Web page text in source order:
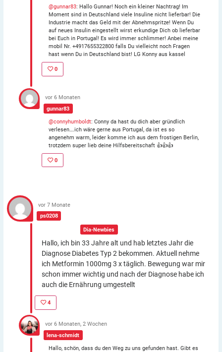
@gunnar83: Hallo Gunnar! Noch ein kleiner Nachtrag! Im
Moment sind in Deutschland viele Insuline nicht lieferbar! Die
Industrie macht das Geld mit der Abnehmspritze! Wenn Du
auf neues Insulin eingestellt wirst erkundige Dich ob lieferbar
bei Euch in Portugal! Es wird immer schlimmer! Anbei meine
mobil Nr. +4917655322800 falls Du vielleicht noch Fragen
hast wenn Du in Deutschland bist! LG Konny aus kassel
0
gunnar83
vor 6 Monaten
@connyhumboldt: Conny da hast du dich aber gründlich
verlesen….ich wäre gerne aus Portugal, da ist es so
angenehm warm, leider komme ich aus dem frostigen Berlin,
trotzdem super lieb deine Hilfsbereitschaft 👍👍👍
0
ps0208
Dia-Newbies
vor 7 Monate
Hallo, ich bin 33 Jahre alt und hab letztes Jahr die
Diagnose Diabetes Typ 2 bekommen. Aktuell nehme
ich Metformin 1000mg 3 x täglich. Bewegung war mir
schon immer wichtig und nach der Diagnose habe ich
auch die Ernährung umgestellt
4
lena-schmidt
vor 6 Monaten, 2 Wochen
Hallo, schön, dass du den Weg zu uns gefunden hast. Gibt es